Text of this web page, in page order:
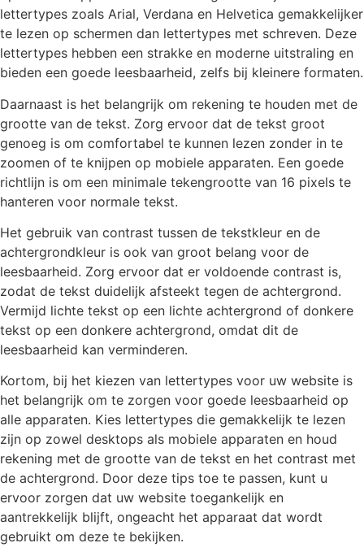
lettertypes zoals Arial, Verdana en Helvetica gemakkelijker
te lezen op schermen dan lettertypes met schreven. Deze
lettertypes hebben een strakke en moderne uitstraling en
bieden een goede leesbaarheid, zelfs bij kleinere formaten.
Daarnaast is het belangrijk om rekening te houden met de
grootte van de tekst. Zorg ervoor dat de tekst groot
genoeg is om comfortabel te kunnen lezen zonder in te
zoomen of te knijpen op mobiele apparaten. Een goede
richtlijn is om een minimale tekengrootte van 16 pixels te
hanteren voor normale tekst.
Het gebruik van contrast tussen de tekstkleur en de
achtergrondkleur is ook van groot belang voor de
leesbaarheid. Zorg ervoor dat er voldoende contrast is,
zodat de tekst duidelijk afsteekt tegen de achtergrond.
Vermijd lichte tekst op een lichte achtergrond of donkere
tekst op een donkere achtergrond, omdat dit de
leesbaarheid kan verminderen.
Kortom, bij het kiezen van lettertypes voor uw website is
het belangrijk om te zorgen voor goede leesbaarheid op
alle apparaten. Kies lettertypes die gemakkelijk te lezen
zijn op zowel desktops als mobiele apparaten en houd
rekening met de grootte van de tekst en het contrast met
de achtergrond. Door deze tips toe te passen, kunt u
ervoor zorgen dat uw website toegankelijk en
aantrekkelijk blijft, ongeacht het apparaat dat wordt
gebruikt om deze te bekijken.